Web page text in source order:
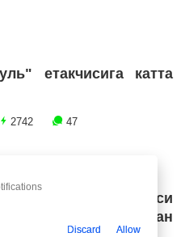
етакчисига катта
2742 47
конфедерацияси
номзодини қўйишдан
Discard Allow